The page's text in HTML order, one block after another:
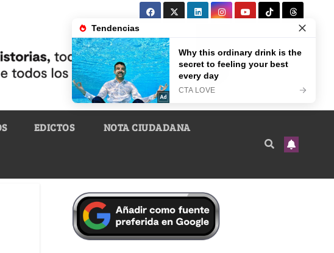
EDICTOS NOTA CIUDADANA